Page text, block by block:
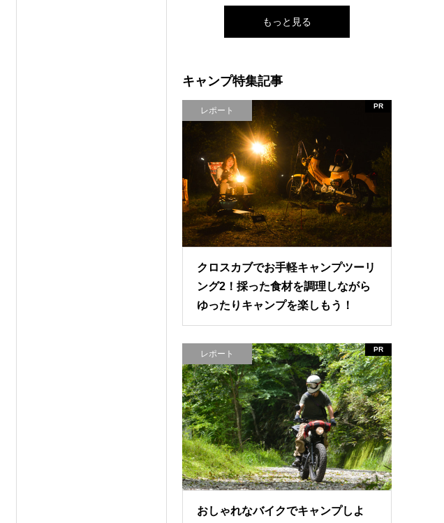
もっと見る
キャンプ特集記事
レポート PR
クロスカブでお手軽キャンプツーリ
ング2！採った食材を調理しながら
ゆったりキャンプを楽しもう！
レポート PR
おしゃれなバイクでキャンプしよ